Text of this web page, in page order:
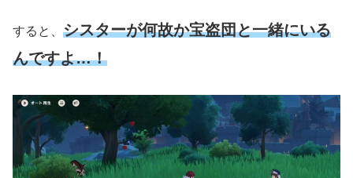
すると、 シスターが何故か宝盗団と一緒にいる
んですよ…！